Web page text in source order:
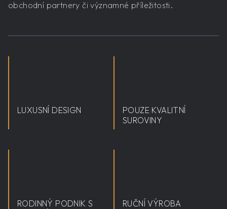
obchodní partnery či významné příležitosti.
LUXUSNÍ DESIGN
POUZE KVALITNÍ
SUROVINY
RODINNÝ PODNIK S
RUČNÍ VÝROBA